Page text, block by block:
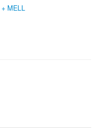
+ MELL